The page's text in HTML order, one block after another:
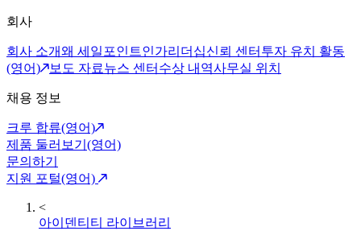
회사
회사 소개왜 세일포인트인가리더십신뢰 센터 투자 유치 활동
(영어)
보도 자료뉴스 센터 수상 내역사무실 위치
채용 정보
크루 합류(영어)
제품 둘러보기(영어)
문의하기
지원 포털(영어)
<
아이덴티티 라이브러리